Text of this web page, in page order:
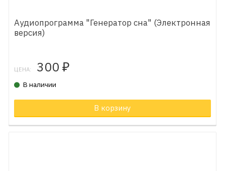
Аудиопрограмма "Генератор сна" (Электронная
версия)
ЦЕНА: 300 ₽
В наличии
В корзину